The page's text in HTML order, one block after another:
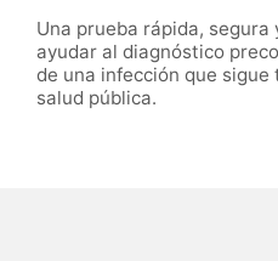
Una prueba rápida, segura
ayudar al diagnóstico
de una infección que
salud pública.